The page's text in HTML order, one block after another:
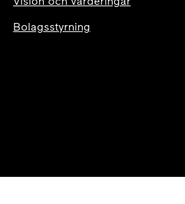
Bolagsstyrning